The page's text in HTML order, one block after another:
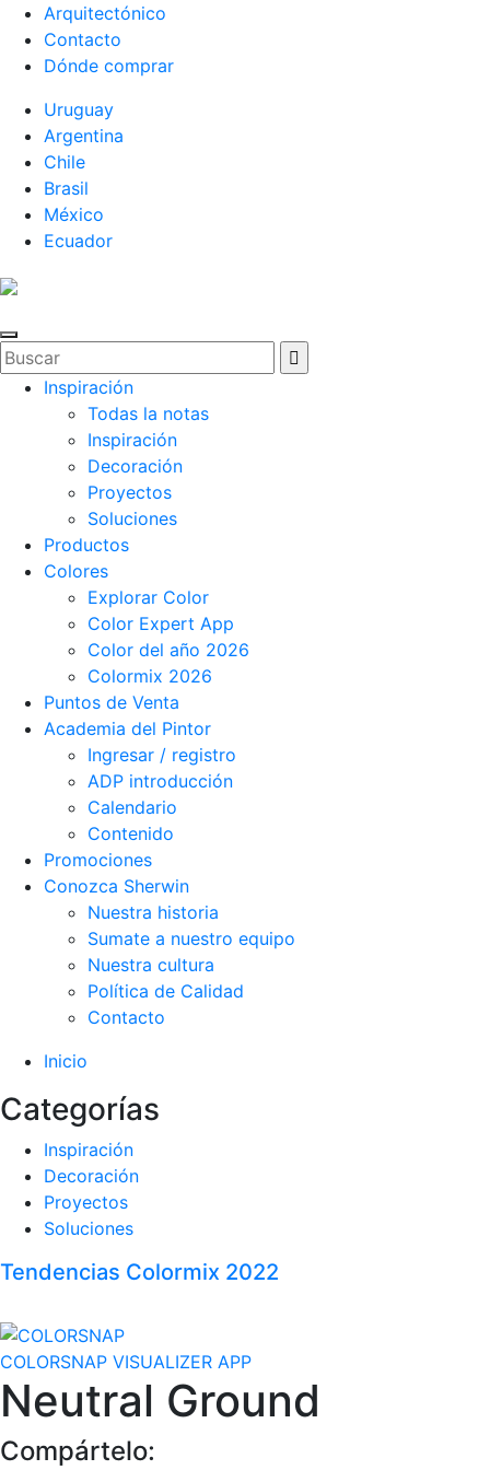
Arquitectónico
Contacto
Dónde comprar
Uruguay
Argentina
Chile
Brasil
México
Ecuador
Inspiración
Todas la notas
Inspiración
Decoración
Proyectos
Soluciones
Productos
Colores
Explorar Color
Color Expert App
Color del año 2026
Colormix 2026
Puntos de Venta
Academia del Pintor
Ingresar / registro
ADP introducción
Calendario
Contenido
Promociones
Conozca Sherwin
Nuestra historia
Sumate a nuestro equipo
Nuestra cultura
Política de Calidad
Contacto
Inicio
Categorías
Inspiración
Decoración
Proyectos
Soluciones
Tendencias Colormix 2022
COLORSNAP VISUALIZER APP
Neutral Ground
Compártelo: